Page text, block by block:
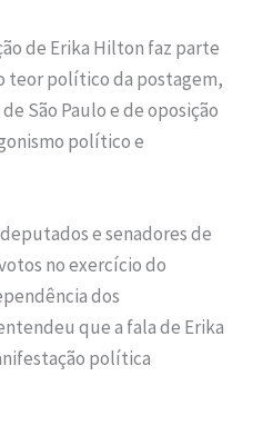
de Erika Hilton faz parte
teor político da postagem,
São Paulo e de oposição
político e
e senadores de
no exercício do
dos
que a fala de Erika
política